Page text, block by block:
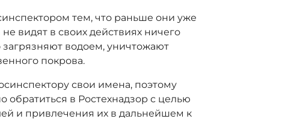
тем, что раньше они уже
видят в своих действиях ничего
водоем, уничтожают
покрова.
свои имена, поэтому
обратиться в Ростехнадзор с целью
и привлечения их в дальнейшем к